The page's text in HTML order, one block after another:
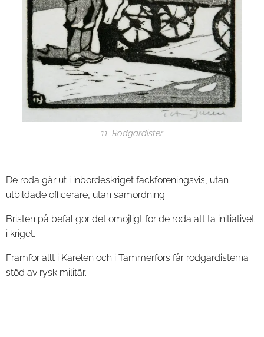
11. Rödgardister
De röda går ut i inbördeskriget fackföreningsvis, utan
utbildade officerare, utan samordning.
Bristen på befäl gör det omöjligt för de röda att ta initiativet
i kriget.
Framför allt i Karelen och i Tammerfors får rödgardisterna
stöd av rysk militär.